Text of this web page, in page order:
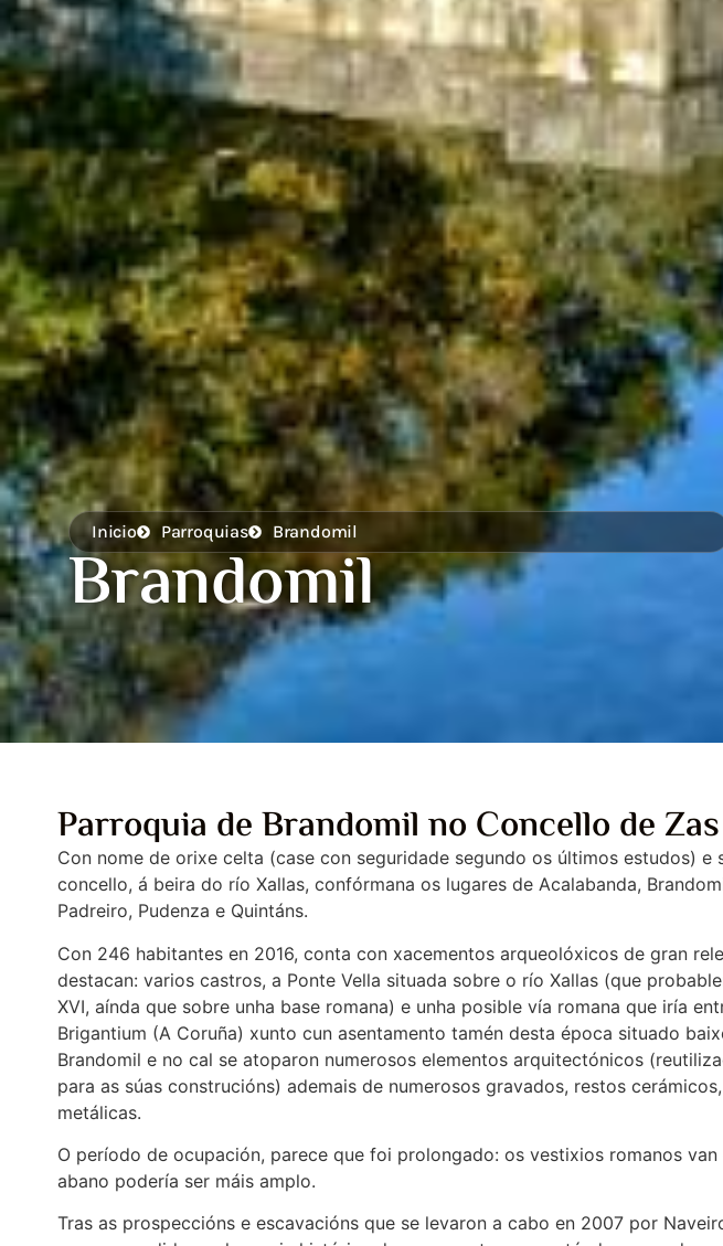
Inicio Parroquias Brandomil
Brandomil
Parroquia de Brandomil no Concello de Zas
Con nome de orixe celta (case con seguridade segundo os últimos estudos) e
concello, á beira do río Xallas, confórmana os lugares de Acalabanda,
Padreiro, Pudenza e Quintáns.
Con 246 habitantes en 2016, conta con xacementos arqueolóxicos de gran
destacan: varios castros, a Ponte Vella situada sobre o río Xallas (que
XVI, aínda que sobre unha base romana) e unha posible vía romana que iría
Brigantium (A Coruña) xunto cun asentamento tamén desta época situado
Brandomil e no cal se atoparon numerosos elementos arquitectónicos
para as súas construcións) ademais de numerosos gravados, restos
metálicas.
O período de ocupación, parece que foi prolongado: os vestixios romanos van
abano podería ser máis amplo.
Tras as prospeccións e escavacións que se levaron a cabo en 2007 por